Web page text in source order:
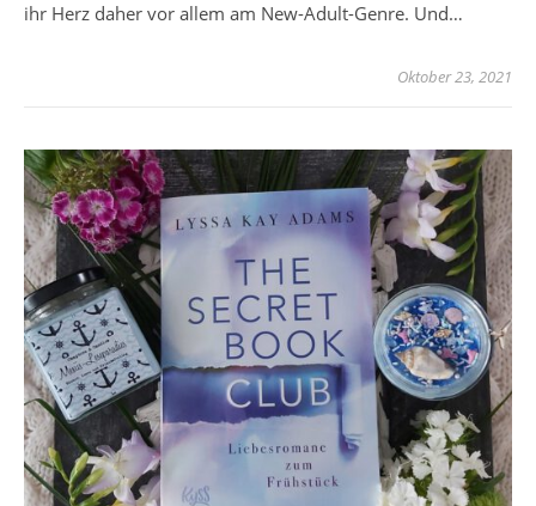
ihr Herz daher vor allem am New-Adult-Genre. Und…
Oktober 23, 2021